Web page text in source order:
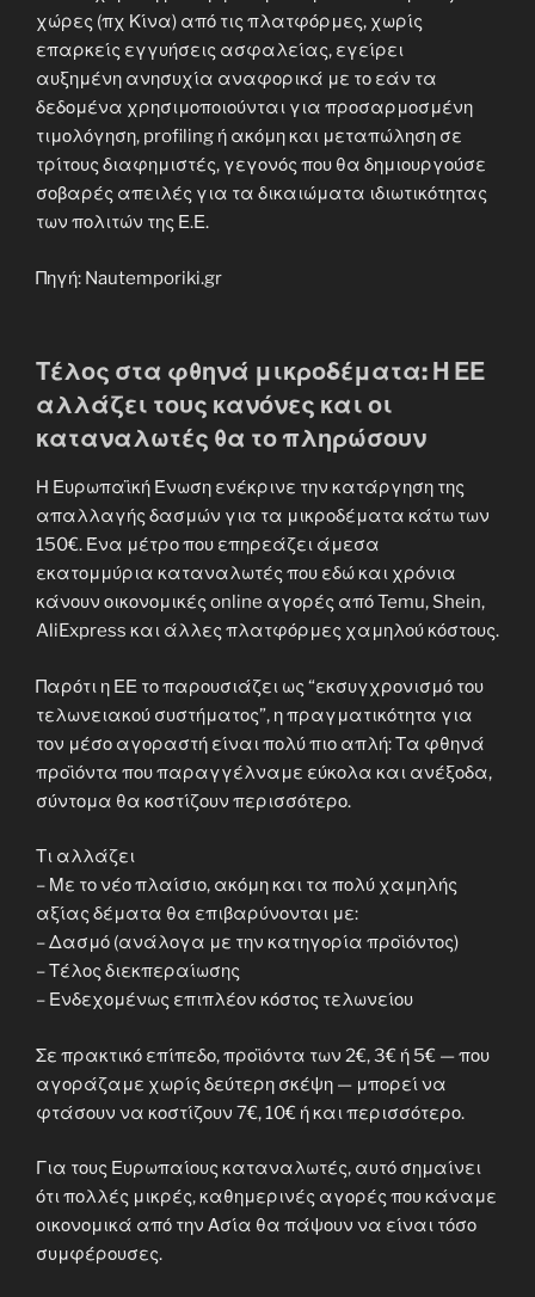
χώρες (πχ Κίνα) από τις πλατφόρμες, χωρίς
επαρκείς εγγυήσεις ασφαλείας, εγείρει
αυξημένη ανησυχία αναφορικά με το εάν τα
δεδομένα χρησιμοποιούνται για προσαρμοσμένη
τιμολόγηση, profiling ή ακόμη και μεταπώληση σε
τρίτους διαφημιστές, γεγονός που θα δημιουργούσε
σοβαρές απειλές για τα δικαιώματα ιδιωτικότητας
των πολιτών της Ε.Ε.
Πηγή: Nautemporiki.gr
Τέλος στα φθηνά μικροδέματα: Η ΕΕ
αλλάζει τους κανόνες και οι
καταναλωτές θα το πληρώσουν
Η Ευρωπαϊκή Ένωση ενέκρινε την κατάργηση της
απαλλαγής δασμών για τα μικροδέματα κάτω των
150€. Ένα μέτρο που επηρεάζει άμεσα
εκατομμύρια καταναλωτές που εδώ και χρόνια
κάνουν οικονομικές online αγορές από Temu, Shein,
AliExpress και άλλες πλατφόρμες χαμηλού κόστους.
Παρότι η ΕΕ το παρουσιάζει ως “εκσυγχρονισμό του
τελωνειακού συστήματος”, η πραγματικότητα για
τον μέσο αγοραστή είναι πολύ πιο απλή: Τα φθηνά
προϊόντα που παραγγέλναμε εύκολα και ανέξοδα,
σύντομα θα κοστίζουν περισσότερο.
Τι αλλάζει
– Με το νέο πλαίσιο, ακόμη και τα πολύ χαμηλής
αξίας δέματα θα επιβαρύνονται με:
– Δασμό (ανάλογα με την κατηγορία προϊόντος)
– Τέλος διεκπεραίωσης
– Ενδεχομένως επιπλέον κόστος τελωνείου
Σε πρακτικό επίπεδο, προϊόντα των 2€, 3€ ή 5€ — που
αγοράζαμε χωρίς δεύτερη σκέψη — μπορεί να
φτάσουν να κοστίζουν 7€, 10€ ή και περισσότερο.
Για τους Ευρωπαίους καταναλωτές, αυτό σημαίνει
ότι πολλές μικρές, καθημερινές αγορές που κάναμε
οικονομικά από την Ασία θα πάψουν να είναι τόσο
συμφέρουσες.